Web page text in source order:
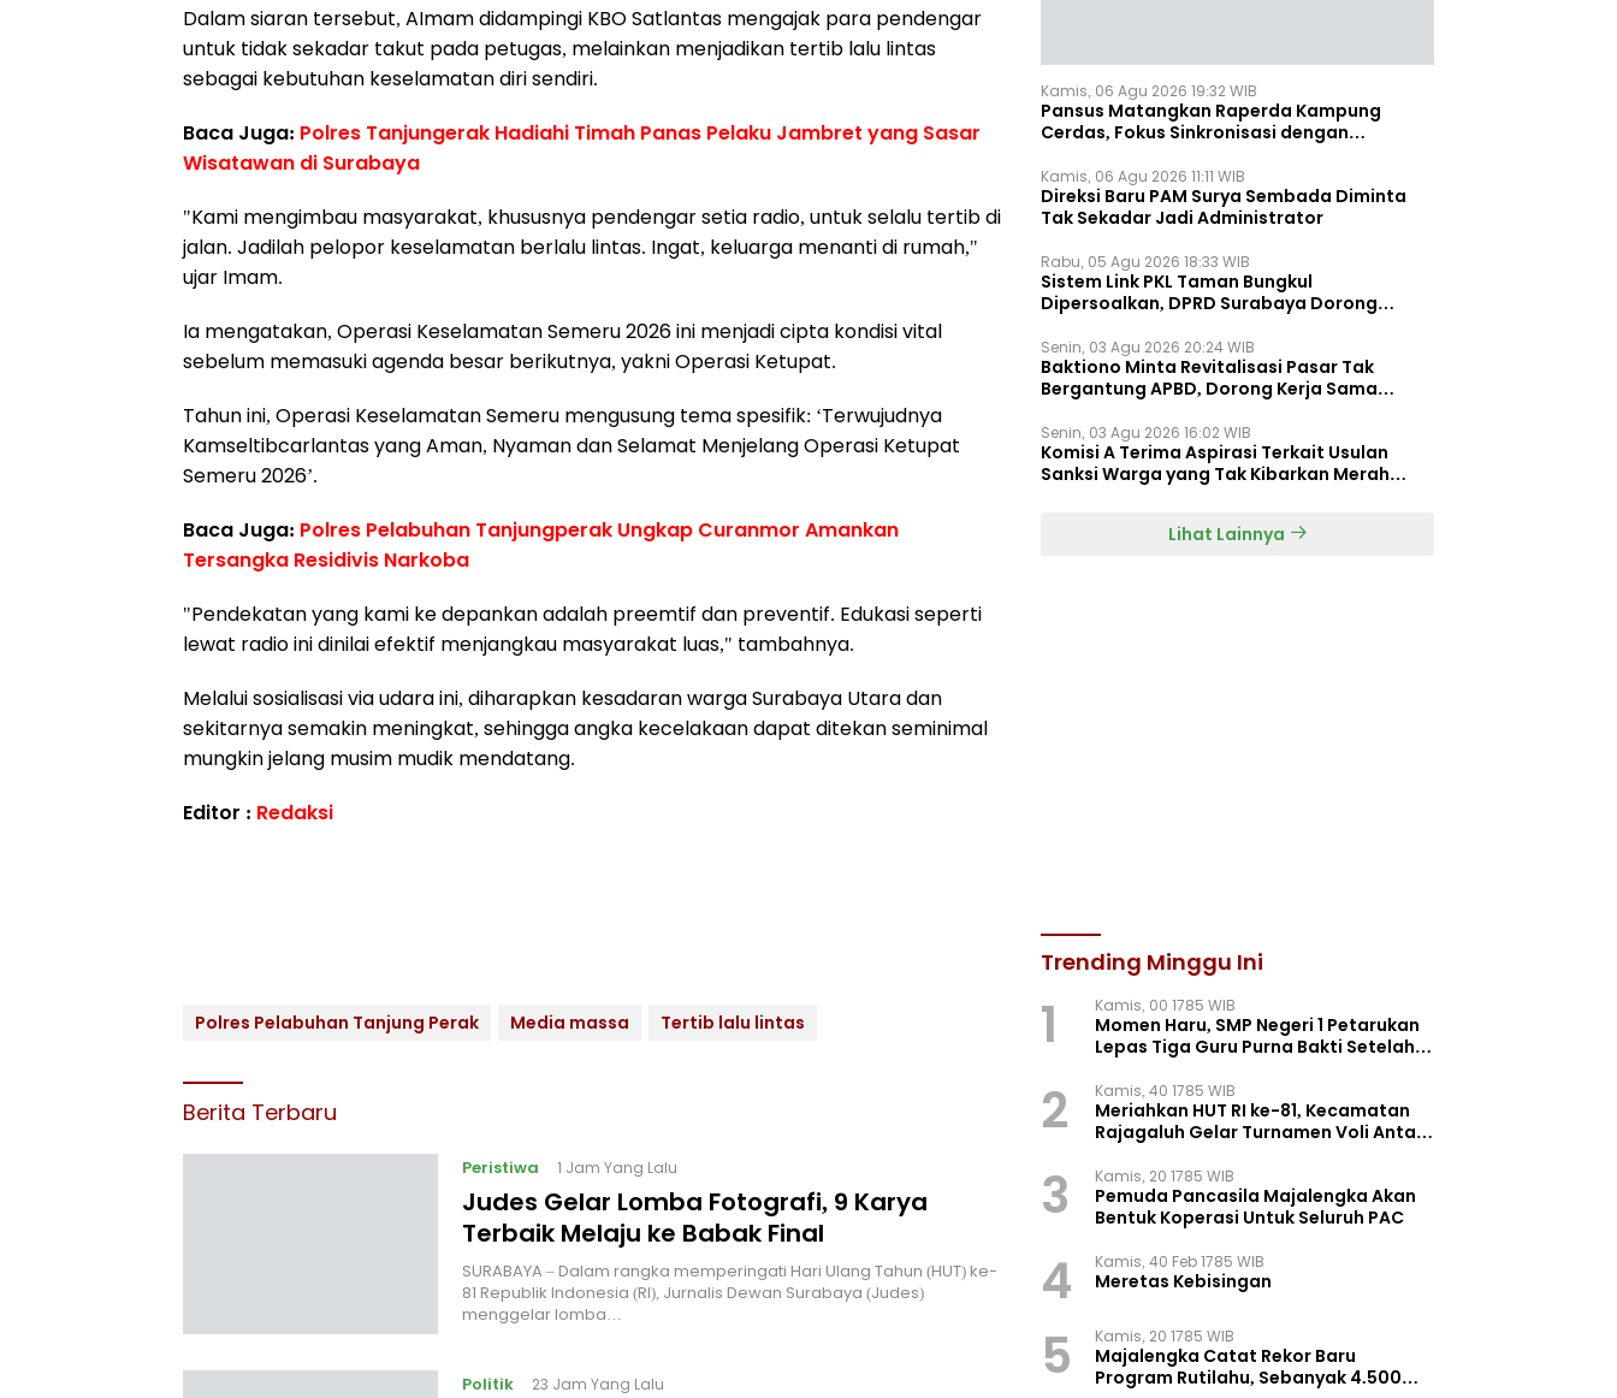
Dalam siaran tersebut, AImam didampingi KBO Satlantas mengajak para pendengar
untuk tidak sekadar takut pada petugas, melainkan menjadikan tertib lalu lintas
sebagai kebutuhan keselamatan diri sendiri.
Baca Juga: Polres Tanjungerak Hadiahi Timah Panas Pelaku Jambret yang Sasar
Wisatawan di Surabaya
"Kami mengimbau masyarakat, khususnya pendengar setia radio, untuk selalu tertib di
jalan. Jadilah pelopor keselamatan berlalu lintas. Ingat, keluarga menanti di rumah,"
ujar Imam.
Ia mengatakan, Operasi Keselamatan Semeru 2026 ini menjadi cipta kondisi vital
sebelum memasuki agenda besar berikutnya, yakni Operasi Ketupat.
Tahun ini, Operasi Keselamatan Semeru mengusung tema spesifik: ‘Terwujudnya
Kamseltibcarlantas yang Aman, Nyaman dan Selamat Menjelang Operasi Ketupat
Semeru 2026’.
Baca Juga: Polres Pelabuhan Tanjungperak Ungkap Curanmor Amankan
Tersangka Residivis Narkoba
"Pendekatan yang kami ke depankan adalah preemtif dan preventif. Edukasi seperti
lewat radio ini dinilai efektif menjangkau masyarakat luas," tambahnya.
Melalui sosialisasi via udara ini, diharapkan kesadaran warga Surabaya Utara dan
sekitarnya semakin meningkat, sehingga angka kecelakaan dapat ditekan seminimal
mungkin jelang musim mudik mendatang.
Editor : Redaksi
Polres Pelabuhan Tanjung Perak Media massa Tertib lalu lintas
Berita Terbaru
Peristiwa 1 Jam Yang Lalu
Judes Gelar Lomba Fotografi, 9 Karya
Terbaik Melaju ke Babak Final
‎SURABAYA – Dalam rangka memperingati Hari Ulang Tahun (HUT) ke-
81 Republik Indonesia (RI), Jurnalis Dewan Surabaya (Judes)
menggelar lomba…
Politik 23 Jam Yang Lalu
Kamis, 06 Agu 2026 19:32 WIB
Pansus Matangkan Raperda Kampung
Cerdas, Fokus Sinkronisasi dengan
Kamis, 06 Agu 2026 11:11 WIB
Direksi Baru PAM Surya Sembada Diminta
Tak Sekadar Jadi Administrator
Rabu, 05 Agu 2026 18:33 WIB
‎Sistem Link PKL Taman Bungkul
Dipersoalkan, DPRD Surabaya Dorong
Senin, 03 Agu 2026 20:24 WIB
Baktiono Minta Revitalisasi Pasar Tak
Bergantung APBD, Dorong Kerja Sama
Senin, 03 Agu 2026 16:02 WIB
Komisi A Terima Aspirasi Terkait Usulan
Sanksi Warga yang Tak Kibarkan Merah
Lihat Lainnya
Trending Minggu Ini
1 Kamis, 00 1785 WIB
Momen Haru, SMP Negeri 1 Petarukan
Lepas Tiga Guru Purna Bakti Setelah
2 Kamis, 40 1785 WIB
Meriahkan HUT RI ke-81, Kecamatan
Rajagaluh Gelar Turnamen Voli Antar
3 Kamis, 20 1785 WIB
Pemuda Pancasila Majalengka Akan
Bentuk Koperasi Untuk Seluruh PAC
4 Kamis, 40 Feb 1785 WIB
Meretas Kebisingan
5 Kamis, 20 1785 WIB
Majalengka Catat Rekor Baru
Program Rutilahu, Sebanyak 4.500